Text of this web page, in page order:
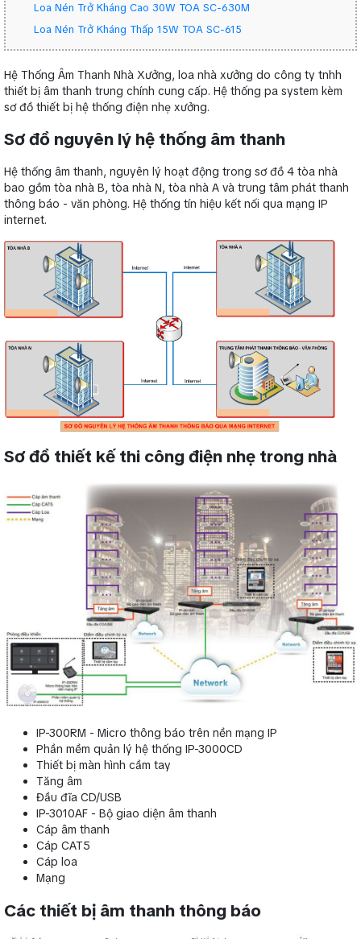
Loa Nén Trở Kháng Cao 30W TOA SC-630M
Loa Nén Trở Kháng Thấp 15W TOA SC-615
Hệ Thống Âm Thanh Nhà Xưởng, loa nhà xưởng do công ty tnhh
thiết bị âm thanh trung chính cung cấp. Hệ thống pa system kèm
sơ đồ thiết bị hệ thống điện nhẹ xưởng.
Sơ đồ nguyên lý hệ thống âm thanh
Hệ thống âm thanh, nguyên lý hoạt động trong sơ đồ 4 tòa nhà
bao gồm tòa nhà B, tòa nhà N, tòa nhà A và trung tâm phát thanh
thông báo - văn phòng. Hệ thống tín hiệu kết nối qua mạng IP
internet.
Sơ đồ thiết kế thi công điện nhẹ trong nhà
IP-300RM - Micro thông báo trên nền mạng IP
Phần mềm quản lý hệ thống IP-3000CD
Thiết bị màn hình cầm tay
Tăng âm
Đầu đĩa CD/USB
IP-3010AF - Bộ giao diện âm thanh
Cáp âm thanh
Cáp CAT5
Cáp loa
Mạng
Các thiết bị âm thanh thông báo